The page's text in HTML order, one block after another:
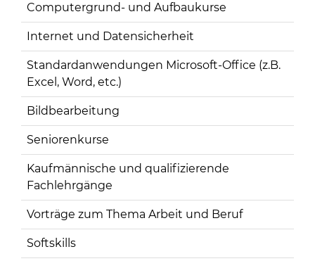
Computergrund- und Aufbaukurse
Internet und Datensicherheit
Standardanwendungen Microsoft-Office (z.B.
Excel, Word, etc.)
Bildbearbeitung
Seniorenkurse
Kaufmännische und qualifizierende
Fachlehrgänge
Vorträge zum Thema Arbeit und Beruf
Softskills